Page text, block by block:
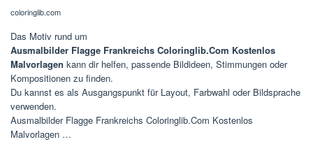
coloringlib.com
Das Motiv rund um
Ausmalbilder Flagge Frankreichs Coloringlib.Com Kostenlos
Malvorlagen kann dir helfen, passende Bildideen, Stimmungen oder
Kompositionen zu finden.
Du kannst es als Ausgangspunkt für Layout, Farbwahl oder Bildsprache
verwenden.
Ausmalbilder Flagge Frankreichs Coloringlib.Com Kostenlos
Malvorlagen …